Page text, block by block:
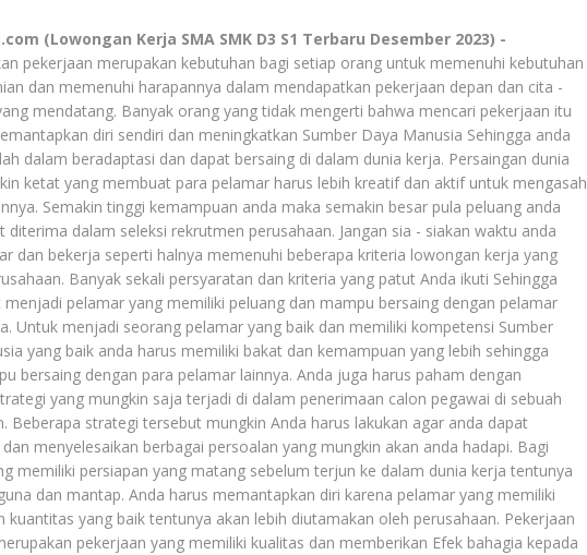
(Lowongan Kerja SMA SMK D3 S1 Terbaru Desember 2023) -
pekerjaan merupakan kebutuhan bagi setiap orang untuk memenuhi kebutuhan
dan memenuhi harapannya dalam mendapatkan pekerjaan depan dan cita -
mendatang. Banyak orang yang tidak mengerti bahwa mencari pekerjaan itu
diri sendiri dan meningkatkan Sumber Daya Manusia Sehingga anda
dalam beradaptasi dan dapat bersaing di dalam dunia kerja. Persaingan dunia
ketat yang membuat para pelamar harus lebih kreatif dan aktif untuk mengasah
Semakin tinggi kemampuan anda maka semakin besar pula peluang anda
diterima dalam seleksi rekrutmen perusahaan. Jangan sia - siakan waktu anda
dan bekerja seperti halnya memenuhi beberapa kriteria lowongan kerja yang
Banyak sekali persyaratan dan kriteria yang patut Anda ikuti Sehingga
menjadi pelamar yang memiliki peluang dan mampu bersaing dengan pelamar
Untuk menjadi seorang pelamar yang baik dan memiliki kompetensi Sumber
yang baik anda harus memiliki bakat dan kemampuan yang lebih sehingga
bersaing dengan para pelamar lainnya. Anda juga harus paham dengan
yang mungkin saja terjadi di dalam penerimaan calon pegawai di sebuah
Beberapa strategi tersebut mungkin Anda harus lakukan agar anda dapat
menyelesaikan berbagai persoalan yang mungkin akan anda hadapi. Bagi
memiliki persiapan yang matang sebelum terjun ke dalam dunia kerja tentunya
dan mantap. Anda harus memantapkan diri karena pelamar yang memiliki
kuantitas yang baik tentunya akan lebih diutamakan oleh perusahaan. Pekerjaan
pekerjaan yang memiliki kualitas dan memberikan Efek bahagia kepada